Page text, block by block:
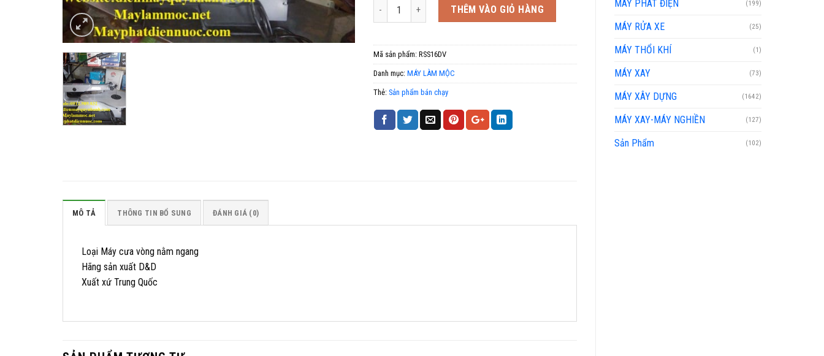
MÁY PHÁT ĐIỆN (199)
MÁY RỬA XE (25)
MÁY THỔI KHÍ (1)
MÁY XAY (73)
MÁY XÂY DỰNG (1642)
MÁY XAY-MÁY NGHIỀN (127)
Sản Phẩm (102)
Số lượng THÊM VÀO GIỎ HÀNG
Mã sản phẩm: RSS16DV
Danh mục: MÁY LÀM MỘC
Thẻ: Sản phẩm bán chạy
MÔ TẢ THÔNG TIN BỔ SUNG ĐÁNH GIÁ (0)
Loại Máy cưa vòng nằm ngang
Hãng sản xuất D&D
Xuất xứ Trung Quốc